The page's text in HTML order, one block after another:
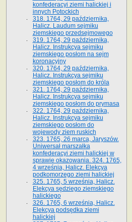
konfederacyi ziemi halickiej i
innych Potockich
318. 1764, 29 października,
Halicz. Laudum sejmiku
ziemskiego przedsejmowego
319. 1764, 29 października,
Halicz. Instrukcya sejmiku
ziemskiego posłom na sejm
koronacyjny
320. 1764, 29 października,
Halicz. Instrukcya sejmiku
ziemskiego posłom do króla
321. 1764, 29 października,
Halicz. Instrukcya sejmiku
ziemskiego posłom do prymasa
322. 1764, 29 października,
Halicz. Instrukcya sejmiku
ziemskiego posłom do
wojewody ziem ruskich
323. 1765, 26 marca, Jaryszów.
Uniwersał marszałka
konfederacyi ziemi halickiej w
sprawie okazowania. 324. 1765,
4 września, Halicz. Elekcya
podkomorzego ziemi halickiej
325. 1765, 5 września, Halicz.
Elekcya sędziego ziemskiego
halickiego
326. 1765, 6 września, Halicz.
Elekcya podsędka ziemi
halickiej